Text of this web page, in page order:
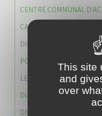
CENTRE COMMUNAL
CAISSE DES ÉCOLES
DIRECTION DES SERVICES
POLICE MUNICIPALE
LE CABINET DU MAIRE
DIRECTION DES
DIRECTION DU
This site
and
over